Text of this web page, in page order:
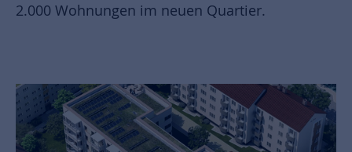
2.000 Wohnungen im neuen Quartier.